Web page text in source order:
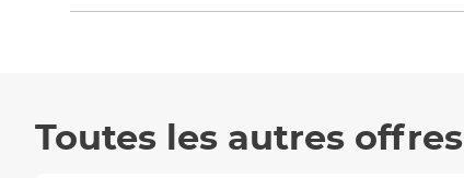
Toutes les autres offres